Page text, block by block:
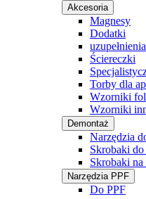
Akcesoria
Magnesy
Dodatki
Ściereczki
Torby dla
Wzorniki
Wzorniki
Demontaż
Narzędzia
Skrobaki
Skrobaki
Narzędzia PPF
Do PPF